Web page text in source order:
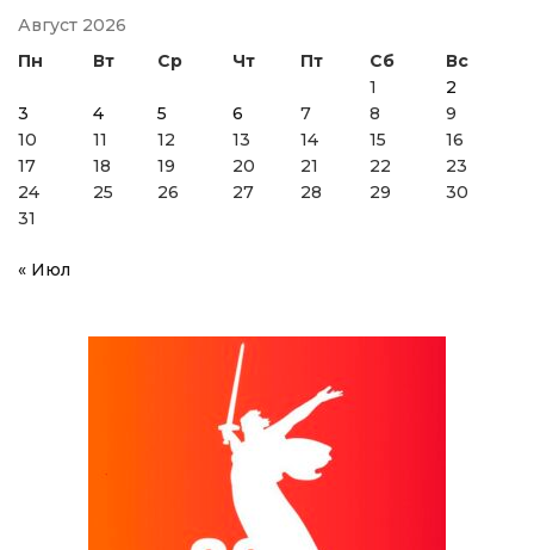
Август 2026
Пн
Вт Ср Чт Пт Сб
Вс
1
2
3
4 5 6 7 8
9
10
11 12 13 14 15
16
17
18 19 20 21 22
23
24
25 26 27 28 29
30
31
« Июл